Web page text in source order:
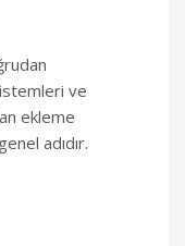
ve
ekleme
adıdır.